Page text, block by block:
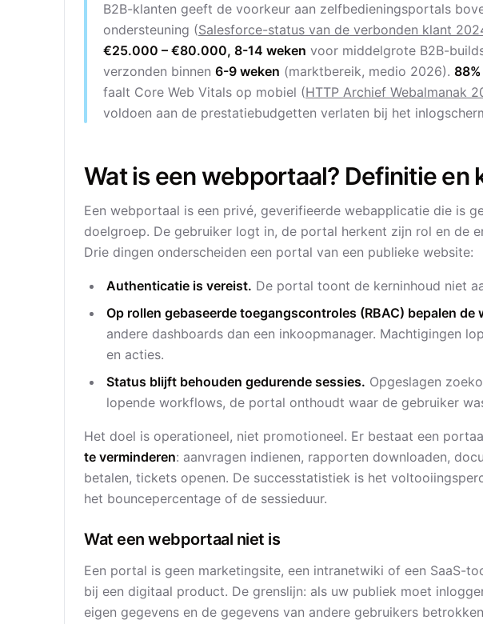
B2B-klanten geeft de voorkeur aan zelfbedieningsportals
ondersteuning (Salesforce-status van de verbonden klant
€25.000 – €80.000, 8-14 weken voor middelgrote B2B-
verzonden binnen 6-9 weken (marktbereik, medio 2026). 88%
faalt Core Web Vitals op mobiel (HTTP Archief Webalmanak
voldoen aan de prestatiebudgetten verlaten bij het
Wat is een webportaal? Definitie en
Een webportaal is een privé, geverifieerde webapplicatie die is
doelgroep. De gebruiker logt in, de portal herkent zijn rol en de
Drie dingen onderscheiden een portal van een publieke website:
Authenticatie is vereist. De portal toont de kerninhoud niet
Op rollen gebaseerde toegangscontroles (RBAC) bepalen de
andere dashboards dan een inkoopmanager. Machtigingen
en acties.
Status blijft behouden gedurende sessies. Opgeslagen
lopende workflows, de portal onthoudt waar de gebruiker
Het doel is operationeel, niet promotioneel. Er bestaat een
te verminderen: aanvragen indienen, rapporten downloaden,
betalen, tickets openen. De successtatistiek is het
het bouncepercentage of de sessieduur.
Wat een webportaal niet is
Een portal is geen marketingsite, een intranetwiki of een SaaS-
bij een digitaal product. De grenslijn: als uw publiek moet
eigen gegevens en de gegevens van andere gebruikers